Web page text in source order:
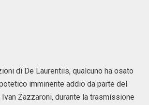
di De Laurentiis, qualcuno ha osato
imminente addio da parte del
Zazzaroni, durante la trasmissione